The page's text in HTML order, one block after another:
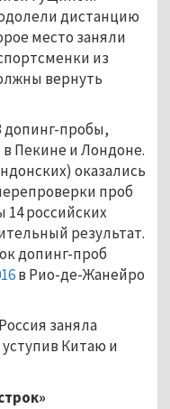
дистанцию
место заняли
из
вернуть
допинг-пробы,
Пекине и Лондоне.
оказались
проб
14 российских
результат.
допинг-проб
в Рио-де-Жанейро
заняла
Китаю и